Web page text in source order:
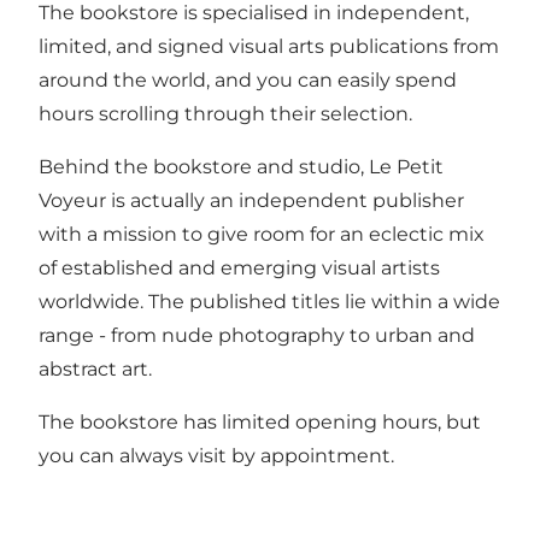
The bookstore is specialised in independent,
limited, and signed visual arts publications from
around the world, and you can easily spend
hours scrolling through their selection.
Behind the bookstore and studio, Le Petit
Voyeur is actually an independent publisher
with a mission to give room for an eclectic mix
of established and emerging visual artists
worldwide. The published titles lie within a wide
range - from nude photography to urban and
abstract art.
The bookstore has limited opening hours, but
you can always visit by appointment.